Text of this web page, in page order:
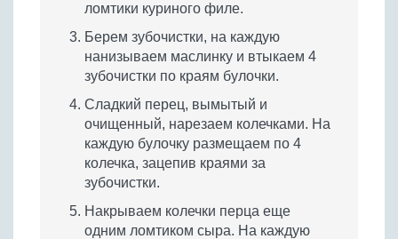
ломтики куриного филе.
Берем зубочистки, на каждую
нанизываем маслинку и втыкаем 4
зубочистки по краям булочки.
Сладкий перец, вымытый и
очищенный, нарезаем колечками. На
каждую булочку размещаем по 4
колечка, зацепив краями за
зубочистки.
Накрываем колечки перца еще
одним ломтиком сыра. На каждую